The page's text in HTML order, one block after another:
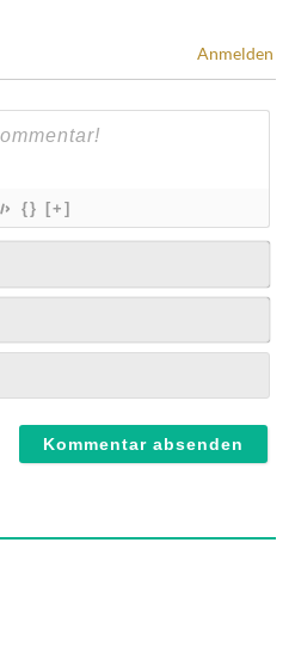
Anmelden
{} [+]